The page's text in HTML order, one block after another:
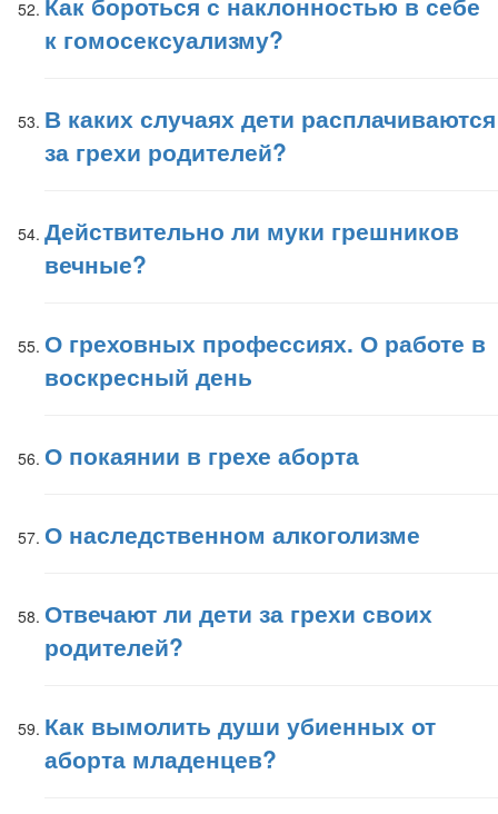
к гомосексуализму?
В каких случаях дети расплачиваются
за грехи родителей?
Действительно ли муки грешников
вечные?
О греховных профессиях. О работе в
воскресный день
О покаянии в грехе аборта
О наследственном алкоголизме
Отвечают ли дети за грехи своих
родителей?
Как вымолить души убиенных от
аборта младенцев?